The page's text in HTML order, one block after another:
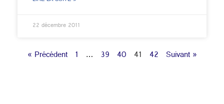
22 décembre 2011
« Précédent 1 … 39 40 41 42 Suivant »